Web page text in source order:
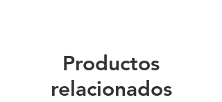
Interior de tejido de
canasta color marfil
Productos
relacionados